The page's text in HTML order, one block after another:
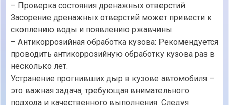
– Проверка состояния дренажных отверстий:
Засорение дренажных отверстий может привести к
скоплению воды и появлению ржавчины.
– Антикоррозийная обработка кузова: Рекомендуется
проводить антикоррозийную обработку кузова раз в
несколько лет.
Устранение прогнивших дыр в кузове автомобиля –
это важная задача‚ требующая внимательного
подхода и качественного выполнения. Следуя